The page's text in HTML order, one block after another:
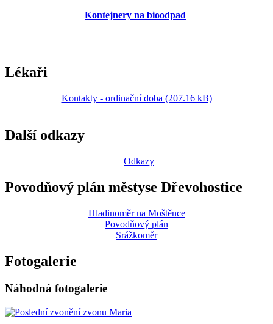
Kontejnery na bioodpad
Lékaři
Kontakty - ordinační doba (207.16 kB)
Další odkazy
Odkazy
Povodňový plán městyse Dřevohostice
Hladinoměr na Moštěnce
Povodňový plán
Srážkoměr
Fotogalerie
Náhodná fotogalerie